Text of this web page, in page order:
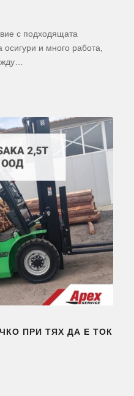
с подходящата
осигури и много работа,
ПРИ ТЯХ ДА Е ТОК